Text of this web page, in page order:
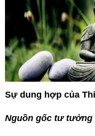
Sự dung hợp của
Nguồn gốc tư tưởng